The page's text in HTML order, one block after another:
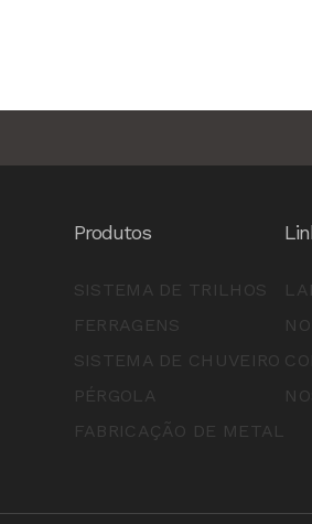
Produtos
SISTEMA DE TRILHOS
FERRAGENS
SISTEMA DE CHUVEIRO
PÉRGOLA
FABRICAÇÃO DE METAL